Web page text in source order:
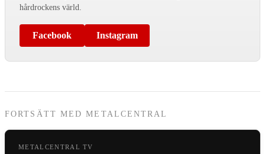
hårdrockens värld.
Facebook Instagram
FORTSÄTT MED METALCENTRAL
METALCENTRAL TV